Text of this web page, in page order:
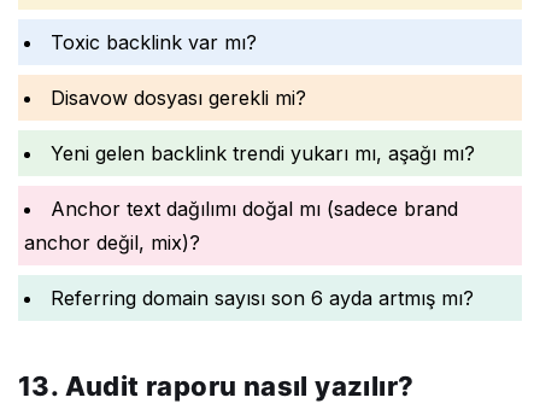
Toxic backlink var mı?
Disavow dosyası gerekli mi?
Yeni gelen backlink trendi yukarı mı, aşağı mı?
Anchor text dağılımı doğal mı (sadece brand
anchor değil, mix)?
Referring domain sayısı son 6 ayda artmış mı?
13. Audit raporu nasıl yazılır?